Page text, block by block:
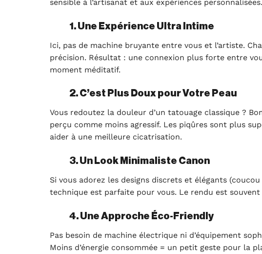
sensible à l’artisanat et aux expériences
1. Une Expérience Ultra Intime
Ici, pas de machine bruyante entre vous et l’artiste.
précision. Résultat : une connexion plus forte entre
moment méditatif.
2. C’est Plus Doux pour Votre Peau
Vous redoutez la douleur d’un tatouage classique ?
perçu comme moins agressif. Les piqûres sont plus
aider à une meilleure cicatrisation.
3. Un Look Minimaliste Canon
Si vous adorez les designs discrets et élégants
technique est parfaite pour vous. Le rendu est
4. Une Approche Éco-Friendly
Pas besoin de machine électrique ni d’équipement
Moins d’énergie consommée = un petit geste pour la